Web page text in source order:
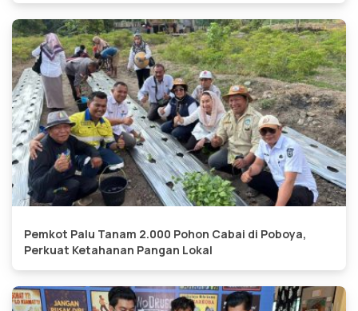
Pemkot Palu Tanam 2.000 Pohon Cabai di Poboya,
Perkuat Ketahanan Pangan Lokal